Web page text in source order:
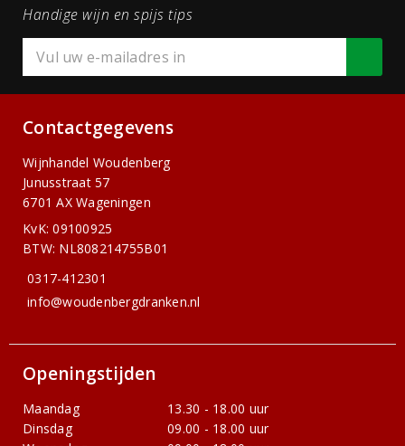
Handige wijn en spijs tips
Contactgegevens
Wijnhandel Woudenberg
Junusstraat 57
6701 AX Wageningen
KvK: 09100925
BTW: NL808214755B01
0317-412301
info@woudenbergdranken.nl
Openingstijden
Maandag
13.30 - 18.00 uur
Dinsdag
09.00 - 18.00 uur